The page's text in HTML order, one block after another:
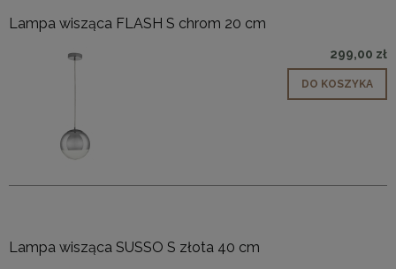
Lampa wisząca FLASH S chrom 20 cm
299,00 zł
DO KOSZYKA
Lampa wisząca SUSSO S złota 40 cm